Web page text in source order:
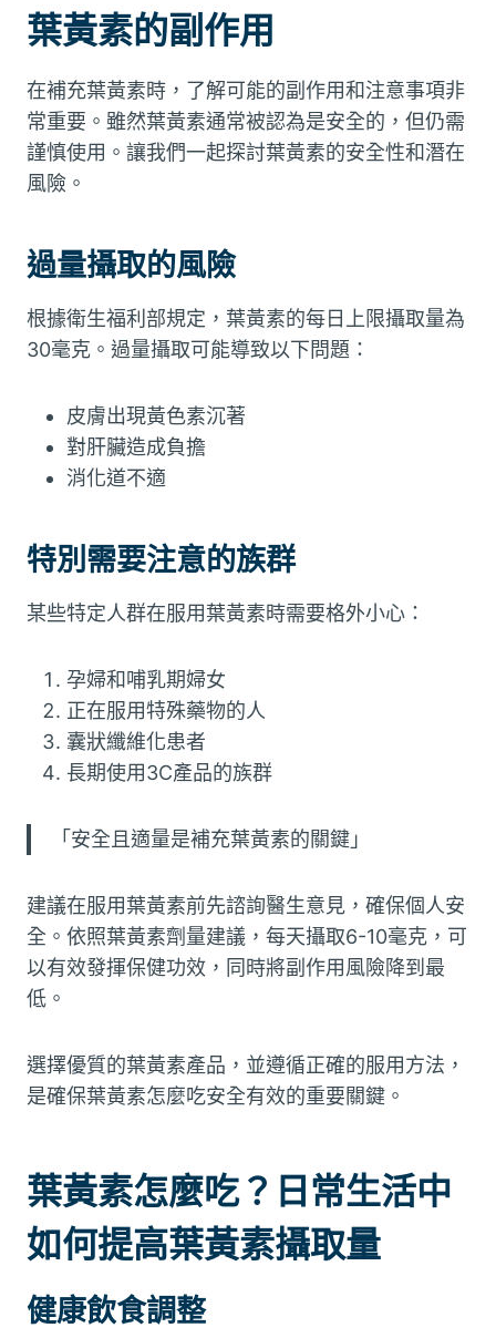
葉黃素的副作用
在補充葉黃素時，了解可能的副作用和注意事項非
常重要。雖然葉黃素通常被認為是安全的，但仍需
謹慎使用。讓我們一起探討葉黃素的安全性和潛在
風險。
過量攝取的風險
根據衛生福利部規定，葉黃素的每日上限攝取量為
30毫克。過量攝取可能導致以下問題：
皮膚出現黃色素沉著
對肝臟造成負擔
消化道不適
特別需要注意的族群
某些特定人群在服用葉黃素時需要格外小心：
孕婦和哺乳期婦女
正在服用特殊藥物的人
囊狀纖維化患者
長期使用3C產品的族群
「安全且適量是補充葉黃素的關鍵」
建議在服用葉黃素前先諮詢醫生意見，確保個人安
全。依照葉黃素劑量建議，每天攝取6-10毫克，可
以有效發揮保健功效，同時將副作用風險降到最
低。
選擇優質的葉黃素產品，並遵循正確的服用方法，
是確保葉黃素怎麼吃安全有效的重要關鍵。
葉黃素怎麼吃？日常生活中
如何提高葉黃素攝取量
健康飲食調整